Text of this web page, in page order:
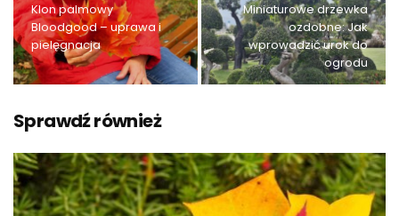
Klon palmowy
Bloodgood – uprawa i
pielęgnacja
Miniaturowe drzewka
ozdobne: Jak
wprowadzić urok do
ogrodu
Sprawdź również